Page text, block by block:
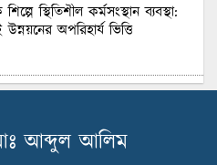
স্থিতিশীল কর্মসংস্থান ব্যবস্থা:
অপরিহার্য ভিত্তি
ভাঙার সুযোগ: মার্কিন বাজারে
আব্দুল আলিম